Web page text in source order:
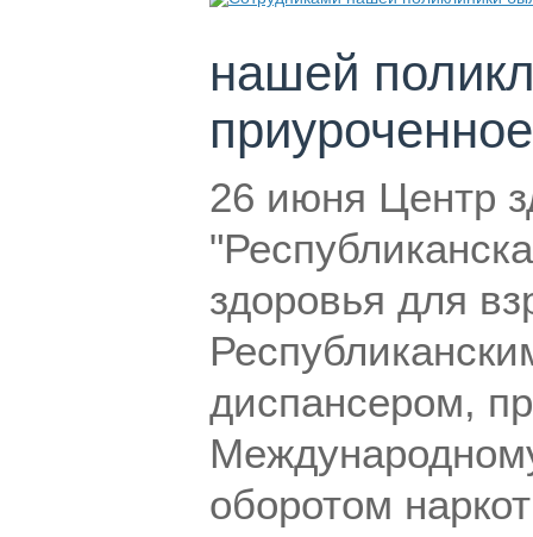
нашей
26 июня Центр
здоровья для
диспансером,
оборотом